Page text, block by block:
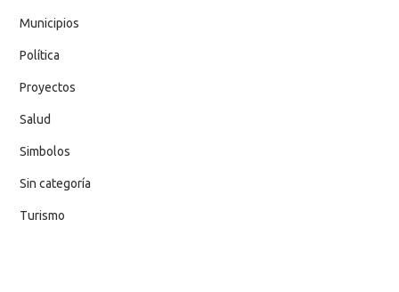
Municipios
Política
Proyectos
Salud
Simbolos
Sin categoría
Turismo